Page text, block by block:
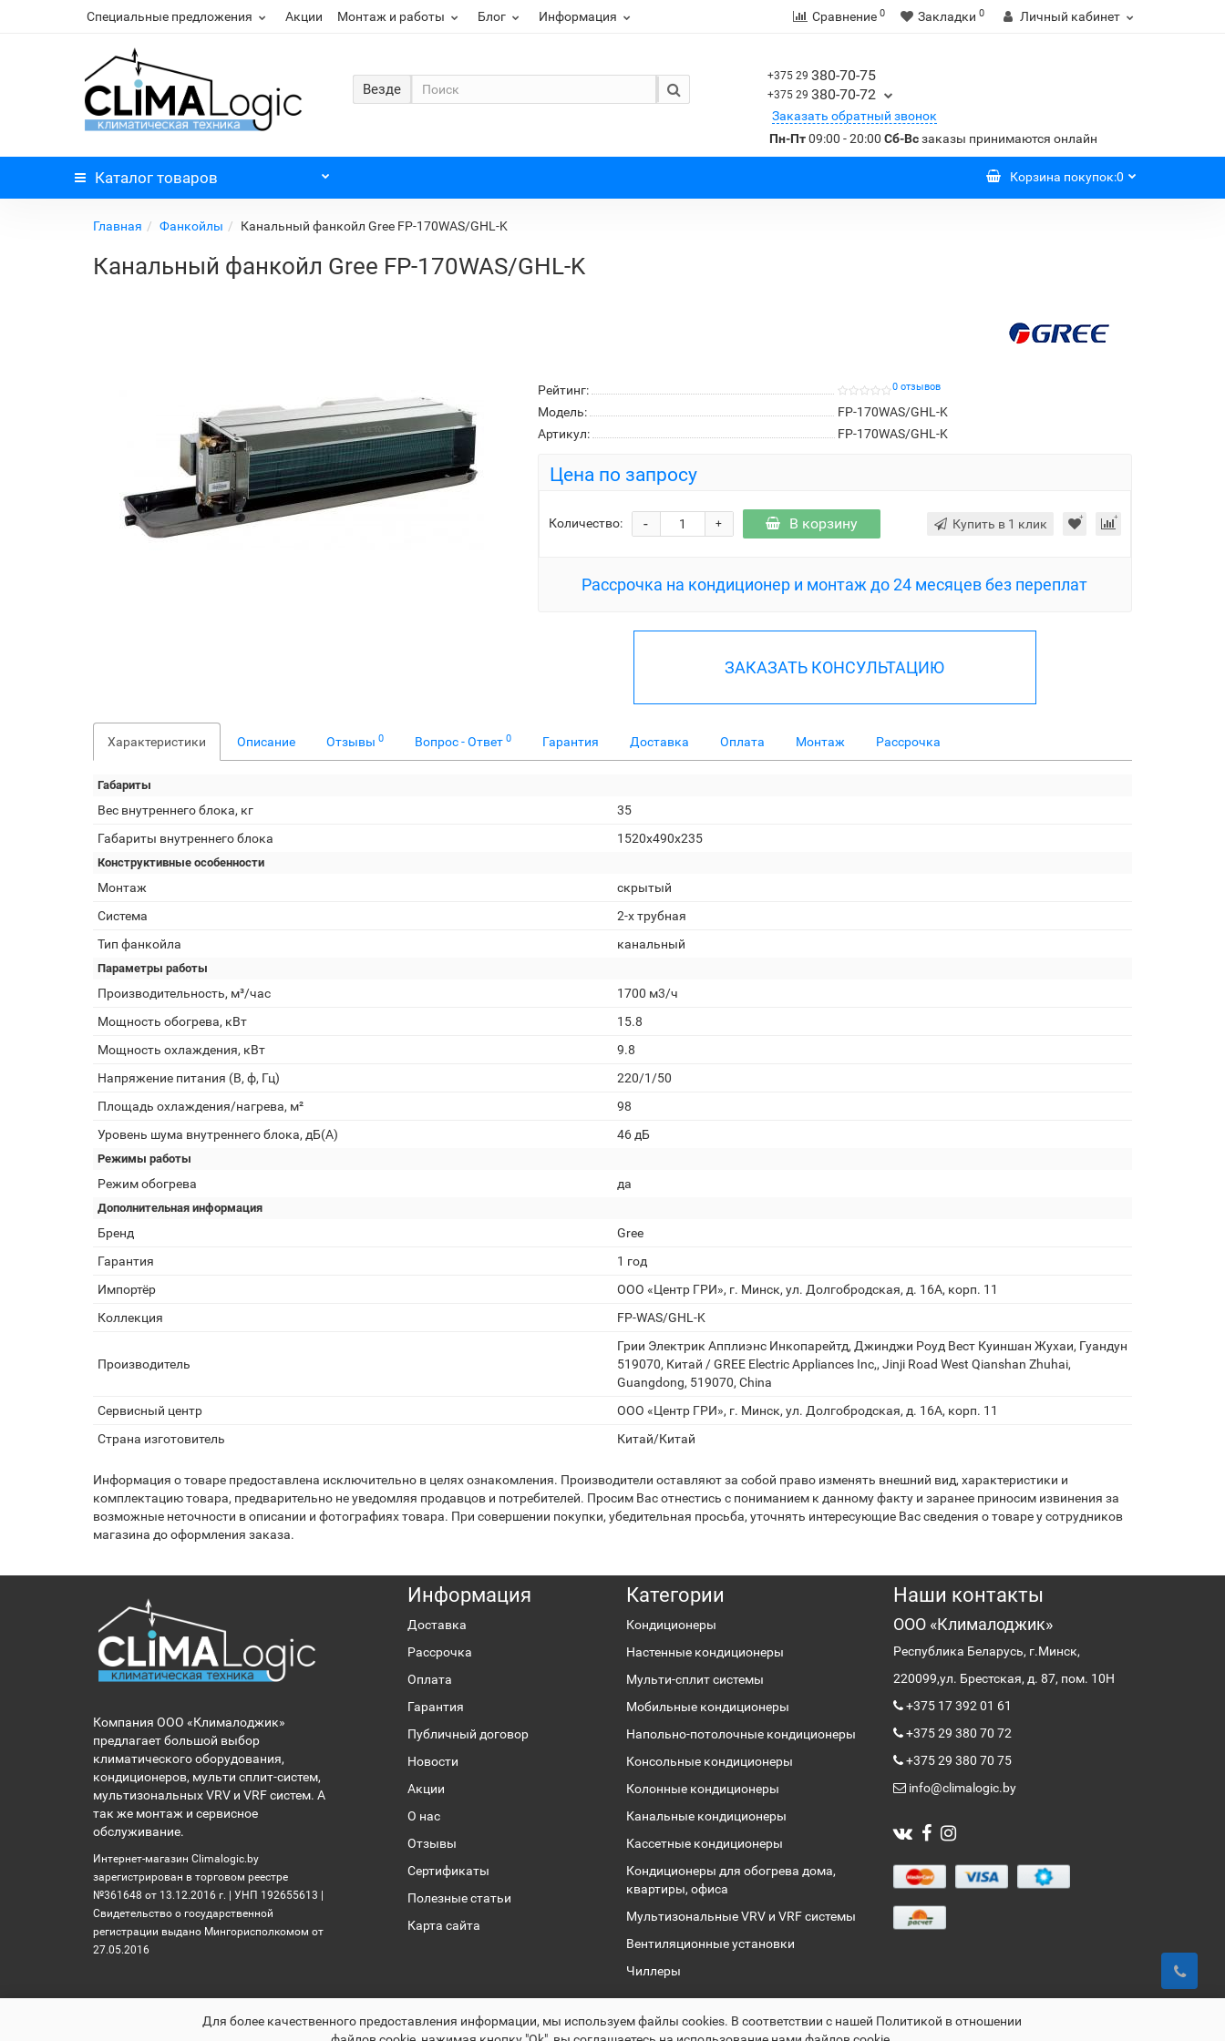
Специальные предложения Акции Монтаж и работы Блог Информация Сравнение 0 Закладки 0 Личный кабинет
Везде
+375 29 380-70-75
+375 29 380-70-72
Заказать обратный звонок
Пн-Пт09:00 - 20:00 Сб-Всзаказы принимаются онлайн
Каталог товаров Корзина покупок:0
Главная Фанкойлы Канальный фанкойл Gree FP-170WAS/GHL-K
Канальный фанкойл Gree FP-170WAS/GHL-K
Рейтинг: 0 отзывов
Модель:
FP-170WAS/GHL-K
Артикул:
FP-170WAS/GHL-K
Цена по запросу
Количество: +
- В корзину Купить в 1 клик
Рассрочка на кондиционер и монтаж до 24 месяцев без переплат
ЗАКАЗАТЬ КОНСУЛЬТАЦИЮ
Характеристики Описание Отзывы 0 Вопрос - Ответ 0 Гарантия Доставка Оплата Монтаж Рассрочка
Габариты
Вес внутреннего блока, кг
35
Габариты внутреннего блока
1520х490х235
Конструктивные особенности
Монтаж
скрытый
Система
2-х трубная
Тип фанкойла
канальный
Параметры работы
Производительность, м³/час
1700 м3/ч
Мощность обогрева, кВт
15.8
Мощность охлаждения, кВт
9.8
Напряжение питания (В, ф, Гц)
220/1/50
Площадь охлаждения/нагрева, м²
98
Уровень шума внутреннего блока, дБ(А)
46 дБ
Режимы работы
Режим обогрева да
Дополнительная информация
Бренд
Gree
Гарантия
1 год
Импортёр
ООО «Центр ГРИ», г. Минск, ул. Долгобродская, д. 16А, корп. 11
Коллекция
FP-WAS/GHL-K
Производитель
Грии Электрик Апплиэнс Инкопарейтд, Джинджи Роуд Вест Куиншан Жухаи, Гуандун
519070, Китай / GREE Electric Appliances Inc,, Jinji Road West Qianshan Zhuhai,
Guangdong, 519070, China
Сервисный центр
ООО «Центр ГРИ», г. Минск, ул. Долгобродская, д. 16А, корп. 11
Страна изготовитель
Китай/Китай
Информация о товаре предоставлена исключительно в целях ознакомления. Производители оставляют за собой право изменять внешний вид, характеристики и
комплектацию товара, предварительно не уведомляя продавцов и потребителей. Просим Вас отнестись с пониманием к данному факту и заранее приносим извинения за
возможные неточности в описании и фотографиях товара. При совершении покупки, убедительная просьба, уточнять интересующие Вас сведения о товаре у сотрудников
магазина до оформления заказа.
Компания ООО «Клималоджик»
предлагает большой выбор
климатического оборудования,
кондиционеров, мульти сплит-систем,
мультизональных VRV и VRF систем. А
так же монтаж и сервисное
обслуживание.
Интернет-магазин Climalogic.by
зарегистрирован в торговом реестре
№361648 от 13.12.2016 г. | УНП 192655613 |
Свидетельство о государственной
регистрации выдано Мингорисполкомом от
27.05.2016
Информация
Доставка
Рассрочка
Оплата
Гарантия
Публичный договор
Новости
Акции
О нас
Отзывы
Сертификаты
Полезные статьи
Карта сайта
Категории
Кондиционеры
Настенные кондиционеры
Мульти-сплит системы
Мобильные кондиционеры
Напольно-потолочные кондиционеры
Консольные кондиционеры
Колонные кондиционеры
Канальные кондиционеры
Кассетные кондиционеры
Кондиционеры для обогрева дома,
квартиры, офиса
Мультизональные VRV и VRF системы
Вентиляционные установки
Чиллеры
Наши контакты
ООО «Клималоджик»
Республика Беларусь, г.Минск,
220099,ул. Брестская, д. 87, пом. 10Н
+375 17 392 01 61
+375 29 380 70 72
+375 29 380 70 75
info@climalogic.by
Раскрутка -cropas.by
Climalogic.by © 2016 - 2025
Для более качественного предоставления информации, мы используем файлы сookies. В соответствии с нашей Политикой в отношении